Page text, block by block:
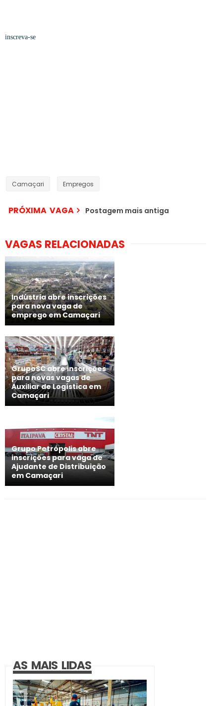
inscreva-se
Camaçari Empregos
PRÓXIMA VAGA Postagem mais antiga
VAGAS RELACIONADAS
Indústria abre inscrições
para nova vaga de
emprego em Camaçari
GrupoSC abre inscrições
para novas vagas de
Auxiliar de Logística em
Camaçari
Grupo Petrópolis abre
inscrições para vaga de
Ajudante de Distribuição
em Camaçari
AS MAIS LIDAS